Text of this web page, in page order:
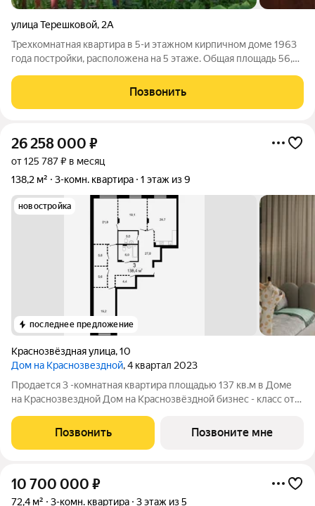
улица Терешковой, 2А
Трехкомнатная квартира в 5-и этажном кирпичном доме 1963
года постройки, расположена на 5 этаже. Общая площадь 56,7
балкон, не угловая, три окна с видом на детский сад, комнаты
можно все
Позвонить
26 258 000 ₽
от 125 787 ₽ в месяц
138,2 м²
3-комн. квартира 1 этаж из 9
новостройка
последнее предложение
Краснозвёздная улица,10
Дом на Краснозвездной, 4 квартал 2023
Продается 3 -комнатная квартира площадью 137 кв.м в Доме
на Краснозвездной Дом на Краснозвёздной бизнес - класс от
Огороженная территория двора с круглосуточным
видеонаблюдением. Подземный теплый
Позвонить Позвоните мне
10 700 000 ₽
72,4 м² 3-комн. квартира 3 этаж из 5